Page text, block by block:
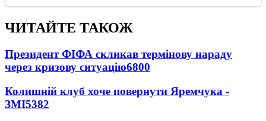
ЧИТАЙТЕ ТАКОЖ
Президент ФІФА скликав термінову нараду
через кризову ситуацію6800
Колишній клуб хоче повернути Яремчука -
ЗМІ5382